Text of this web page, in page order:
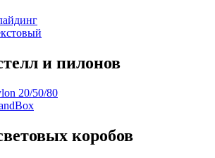
и пилонов
20/50/80
коробов